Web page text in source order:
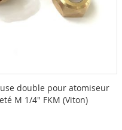
double pour atomiseur
M 1/4" FKM (Viton)